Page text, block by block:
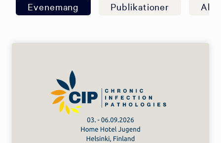
Evenemang Publikationer